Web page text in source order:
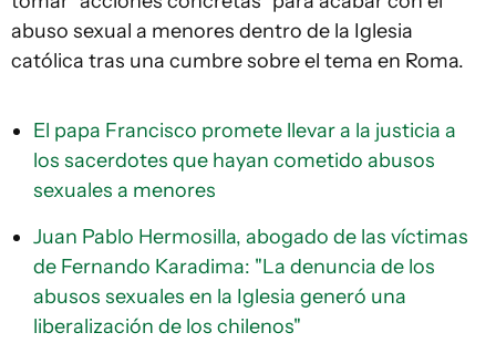
abuso sexual a menores dentro de la Iglesia
católica tras una cumbre sobre el tema en Roma.
El papa Francisco promete llevar a la justicia a
los sacerdotes que hayan cometido abusos
sexuales a menores
Juan Pablo Hermosilla, abogado de las víctimas
de Fernando Karadima: "La denuncia de los
abusos sexuales en la Iglesia generó una
liberalización de los chilenos"